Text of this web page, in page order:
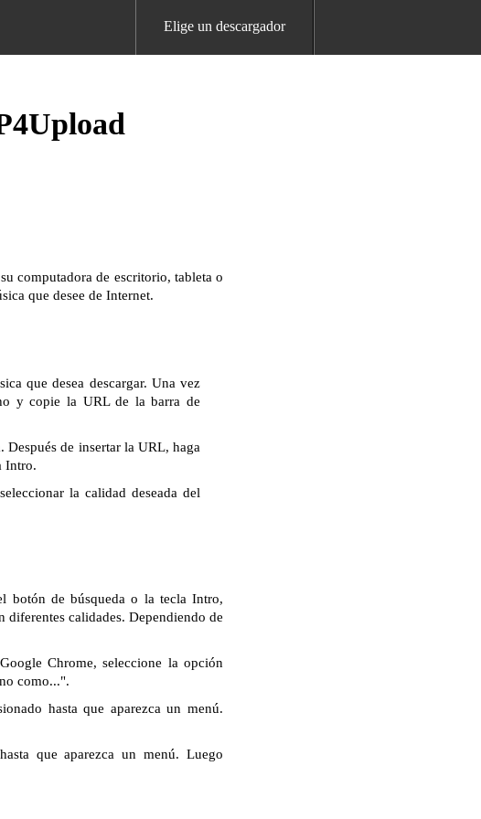
Elige un descargador
computadora de escritorio, tableta o
que desee de Internet.
que desea descargar. Una vez
y copie la URL de la barra de
Después de insertar la URL, haga
Intro.
la calidad deseada del
botón de búsqueda o la tecla Intro,
diferentes calidades. Dependiendo de
Chrome, seleccione la opción
como...".
hasta que aparezca un menú.
que aparezca un menú. Luego